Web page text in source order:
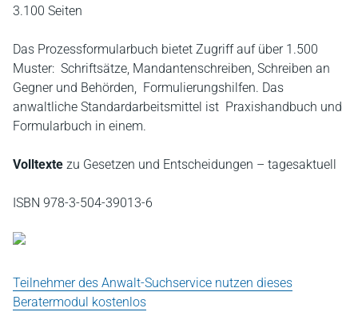
3.100 Seiten
Das Prozessformularbuch bietet Zugriff auf über 1.500
Muster: Schriftsätze, Mandantenschreiben, Schreiben an
Gegner und Behörden, Formulierungshilfen. Das
anwaltliche Standardarbeitsmittel ist Praxishandbuch und
Formularbuch in einem.
Volltexte zu Gesetzen und Entscheidungen – tagesaktuell
ISBN 978-3-504-39013-6
Teilnehmer des Anwalt-Suchservice nutzen dieses
Beratermodul kostenlos